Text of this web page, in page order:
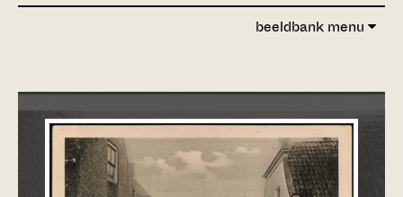
beeldbank menu